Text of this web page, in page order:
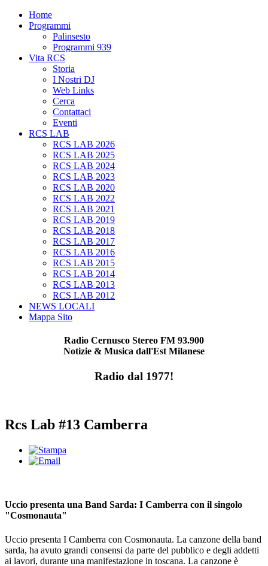
Home
Programmi
Palinsesto
Programmi 939
Vita RCS
Storia
I Nostri DJ
Web Links
Cerca
Contattaci
Eventi
RCS LAB
RCS LAB 2026
RCS LAB 2025
RCS LAB 2024
RCS LAB 2023
RCS LAB 2020
RCS LAB 2022
RCS LAB 2021
RCS LAB 2019
RCS LAB 2018
RCS LAB 2017
RCS LAB 2016
RCS LAB 2015
RCS LAB 2014
RCS LAB 2013
RCS LAB 2012
NEWS LOCALI
Mappa Sito
Radio Cernusco Stereo FM 93.900
Notizie & Musica dall'Est Milanese
Radio dal 1977!
Rcs Lab #13 Camberra
Uccio presenta una Band Sarda: I Camberra con il singolo
"Cosmonauta"
Uccio presenta I Camberra con Cosmonauta. La canzone della band
sarda, ha avuto grandi consensi da parte del pubblico e degli addetti
ai lavori, durante una manifestazione in toscana. La canzone è